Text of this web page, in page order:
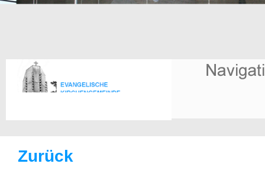
Zurück